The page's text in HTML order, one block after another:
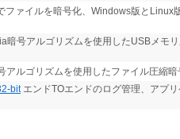
ファイルを暗号化、Windows版とLinux
暗号アルゴリズムを使用したUSBメモ
アルゴリズムを使用したファイル圧縮暗
bitエンドTOエンドのログ管理、アプ